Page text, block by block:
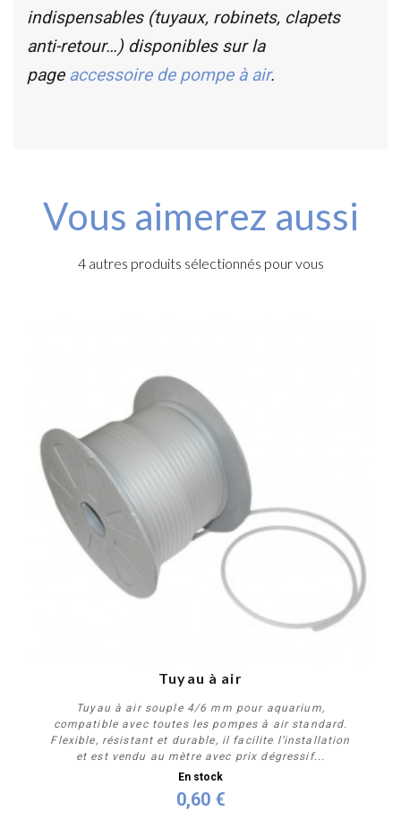
indispensables (tuyaux, robinets, clapets
anti-retour…) disponibles sur la
page accessoire de pompe à air.
Vous aimerez aussi
4 autres produits sélectionnés pour vous
Tuyau à air
Tuyau à air souple 4/6 mm pour aquarium,
compatible avec toutes les pompes à air standard.
Flexible, résistant et durable, il facilite l’installation
et est vendu au mètre avec prix dégressif...
En stock
0,60 €